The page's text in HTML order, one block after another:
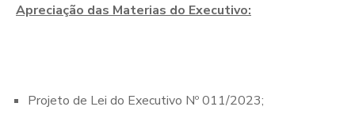
Apreciação das Materias do Executivo:
Projeto de Lei do Executivo Nº 011/2023;